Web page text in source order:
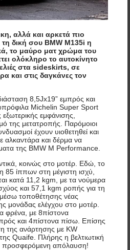
αλλά και αρκετά πιο
δική σου BMW M135i η
το μαύρο ματ χρώμα του
ολόκληρο το αυτοκίνητο
στα sideskirts, σε
και στις δαγκάνες τον
8,5Jx19” εμπρός και
Michelin Super Sport
εμφάνισης,
της μετατροπής. Παρόμοιοι
έχουν υιοθετηθεί και
αλκαντάρα και δέρμα να
της BMW Μ Performance.
κοινώς στο μοτέρ. Εδώ, το
85 ίππων στη μέγιστη ισχύ,
κατά 11,2 kgm, με τα νούμερα
και 57,1 kgm ροπής για τη
τοποθέτησης νέας
μονάδας ελέγχου στο μοτέρ.
φρένα, με 8πίστονα
και 4πίστονα πίσω. Eπίσης
της ανάρτησης με KW
Quaife. Πλήρης η βελτιωτική
προσφερόμενη απόλαυση!